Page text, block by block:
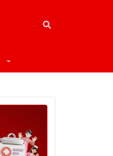
Toggle Dropdown